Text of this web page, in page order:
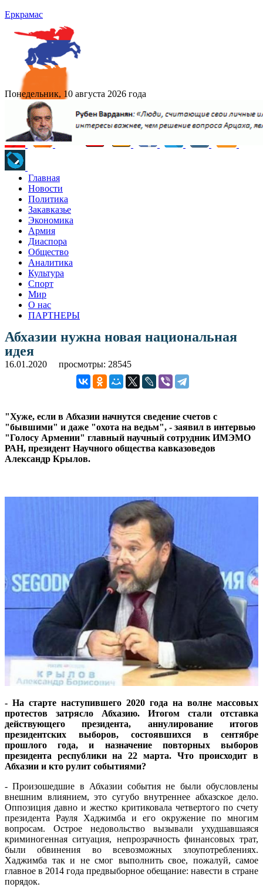
Еркрамас
Понедельник, 10 августа 2026 года
Главная
Новости
Политика
Закавказье
Экономика
Армия
Диаспора
Общество
Аналитика
Культура
Спорт
Мир
О нас
ПАРТНЕРЫ
Абхазии нужна новая национальная
идея
16.01.2020 просмотры: 28545
"Хуже, если в Абхазии начнутся сведение счетов с
"бывшими" и даже "охота на ведьм", - заявил в интервью
"Голосу Армении" главный научный сотрудник ИМЭМО
РАН, президент Научного общества кавказоведов
Александр Крылов.
- На старте наступившего 2020 года на волне массовых
протестов затрясло Абхазию. Итогом стали отставка
действующего президента, аннулирование итогов
президентских выборов, состоявшихся в сентябре
прошлого года, и назначение повторных выборов
президента республики на 22 марта. Что происходит в
Абхазии и кто рулит событиями?
- Произошедшие в Абхазии события не были обусловлены
внешним влиянием, это сугубо внутреннее абхазское дело.
Оппозиция давно и жестко критиковала четвертого по счету
президента Рауля Хаджимба и его окружение по многим
вопросам. Острое недовольство вызывали ухудшавшаяся
криминогенная ситуация, непрозрачность финансовых трат,
были обвинения во всевозможных злоупотреблениях.
Хаджимба так и не смог выполнить свое, пожалуй, самое
главное в 2014 года предвыборное обещание: навести в стране
порядок.